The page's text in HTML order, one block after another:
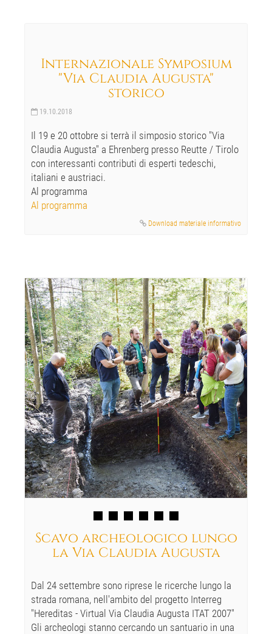
Internazionale Symposium
"Via Claudia Augusta"
storico
19.10.2018
Il 19 e 20 ottobre si terrà il simposio storico "Via
Claudia Augusta" a Ehrenberg presso Reutte / Tirolo
con interessanti contributi di esperti tedeschi,
italiani e austriaci.
Al programma
Al programma
Download materiale informativo
Scavo archeologico lungo
la Via Claudia Augusta
Dal 24 settembre sono riprese le ricerche lungo la
strada romana, nell'ambito del progetto Interreg
"Hereditas - Virtual Via Claudia Augusta ITAT 2007"
Gli archeologi stanno cercando un santuario in una